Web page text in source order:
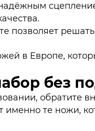
позволяет
в Европе,
без
обратите
именно те ножи,